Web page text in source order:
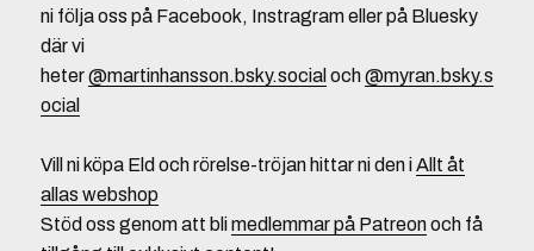
ni följa oss på Facebook, Instragram eller på Bluesky
där vi
heter@martinhansson.bsky.social och@myran.bsky.s
ocial
Vill ni köpa Eld och rörelse-tröjan hittar ni den iAllt åt
allas webshop
Stöd oss genom att blimedlemmar på Patreonoch få